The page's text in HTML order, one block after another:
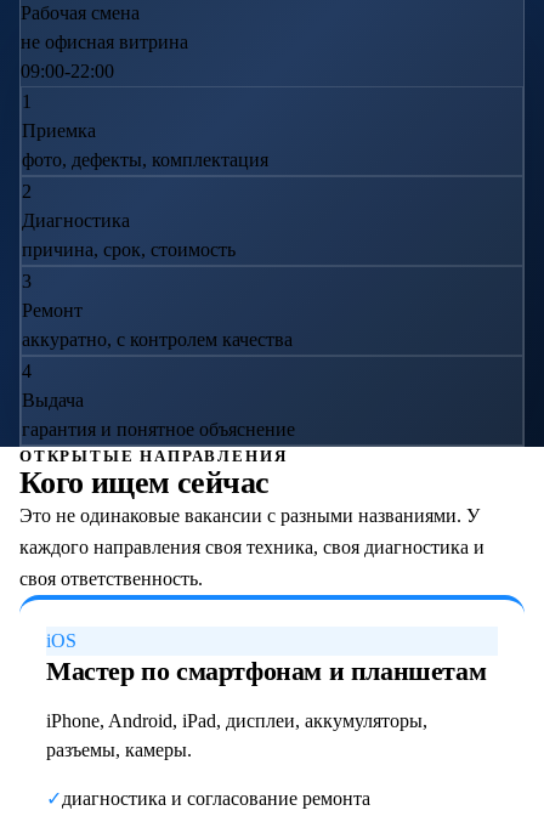
Рабочая смена
не офисная витрина
09:00-22:00
1
Приемка
фото, дефекты, комплектация
2
Диагностика
причина, срок, стоимость
3
Ремонт
аккуратно, с контролем качества
4
Выдача
гарантия и понятное объяснение
ОТКРЫТЫЕ НАПРАВЛЕНИЯ
Кого ищем сейчас
Это не одинаковые вакансии с разными названиями. У
каждого направления своя техника, своя диагностика и
своя ответственность.
iOS
Мастер по смартфонам и планшетам
iPhone, Android, iPad, дисплеи, аккумуляторы,
разъемы, камеры.
✓диагностика и согласование ремонта